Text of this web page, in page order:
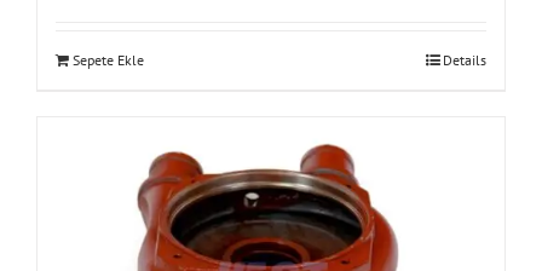
Sepete Ekle Details